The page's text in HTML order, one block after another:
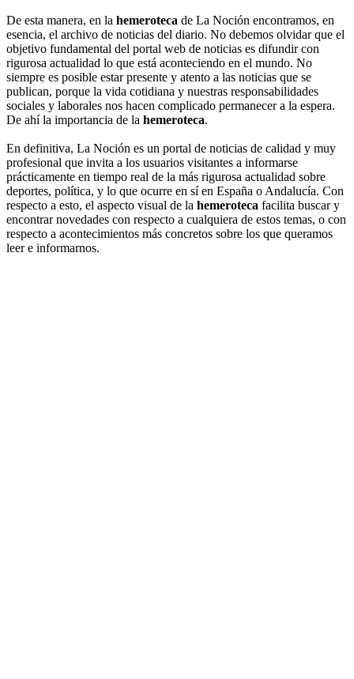
De esta manera, en la hemeroteca de La Noción encontramos, en
esencia, el archivo de noticias del diario. No debemos olvidar que el
objetivo fundamental del portal web de noticias es difundir con
rigurosa actualidad lo que está aconteciendo en el mundo. No
siempre es posible estar presente y atento a las noticias que se
publican, porque la vida cotidiana y nuestras responsabilidades
sociales y laborales nos hacen complicado permanecer a la espera.
De ahí la importancia de la hemeroteca.
En definitiva, La Noción es un portal de noticias de calidad y muy
profesional que invita a los usuarios visitantes a informarse
prácticamente en tiempo real de la más rigurosa actualidad sobre
deportes, política, y lo que ocurre en sí en España o Andalucía. Con
respecto a esto, el aspecto visual de la hemeroteca facilita buscar y
encontrar novedades con respecto a cualquiera de estos temas, o con
respecto a acontecimientos más concretos sobre los que queramos
leer e informarnos.